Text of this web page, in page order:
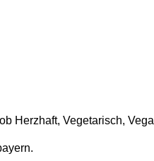
Herzhaft, Vegetarisch,